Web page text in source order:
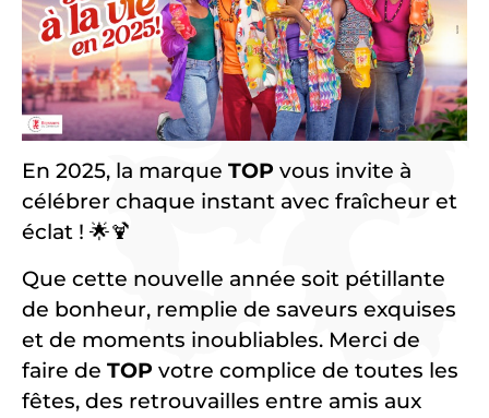
En 2025, la marque TOP vous invite à
célébrer chaque instant avec fraîcheur et
éclat ! 🌟🍹
Que cette nouvelle année soit pétillante
de bonheur, remplie de saveurs exquises
et de moments inoubliables. Merci de
faire de TOP votre complice de toutes les
fêtes, des retrouvailles entre amis aux